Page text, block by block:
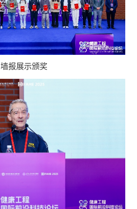
墙报展示颁奖